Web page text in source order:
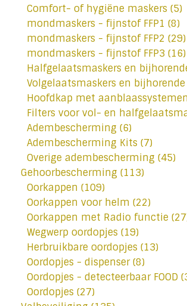
Comfort- of hygiëne maskers (5)
mondmaskers - fijnstof FFP1 (8)
mondmaskers - fijnstof FFP2 (29)
mondmaskers - fijnstof FFP3 (16)
Halfgelaatsmaskers en
Volgelaatsmaskers en
Hoofdkap met
Filters voor vol- en
Adembescherming (6)
Adembescherming Kits (7)
Overige adembescherming (45)
Gehoorbescherming (113)
Oorkappen (109)
Oorkappen voor helm (22)
Oorkappen met Radio functie
Wegwerp oordopjes (19)
Herbruikbare oordopjes (13)
Oordopjes - dispenser(8)
Oordopjes - detecteerbaar FOOD
Oordopjes (27)